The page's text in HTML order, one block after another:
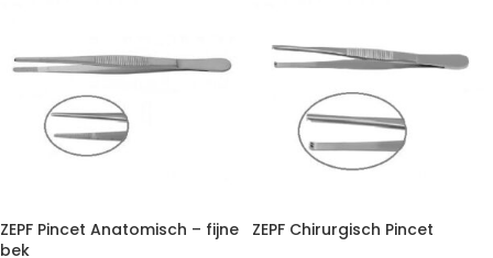
ZEPF Pincet Anatomisch – fijne
bek
ZEPF Chirurgisch Pincet